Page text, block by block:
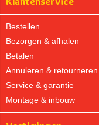
Bestellen
Bezorgen & afhalen
Betalen
Annuleren & retourneren
Service & garantie
Montage & inbouw